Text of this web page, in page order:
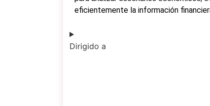
eficientemente la información
Dirigido a